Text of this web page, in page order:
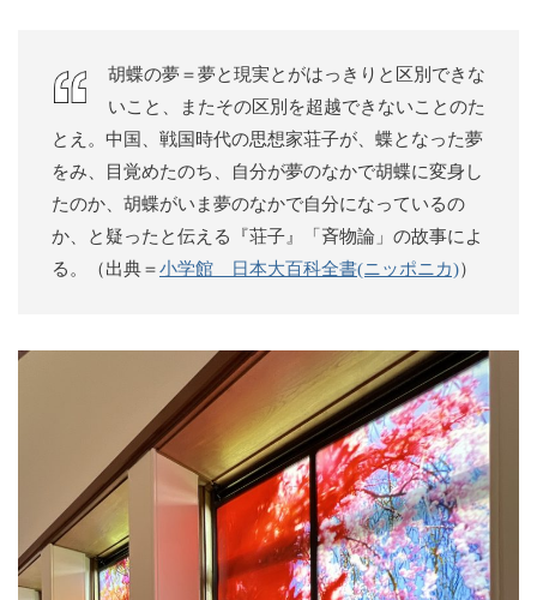
胡蝶の夢＝夢と現実とがはっきりと区別できな
いこと、またその区別を超越できないことのた
とえ。中国、戦国時代の思想家荘子が、蝶となった夢
をみ、目覚めたのち、自分が夢のなかで胡蝶に変身し
たのか、胡蝶がいま夢のなかで自分になっているの
か、と疑ったと伝える『荘子』「斉物論」の故事によ
る。（出典＝小学館 日本大百科全書(ニッポニカ)​​）